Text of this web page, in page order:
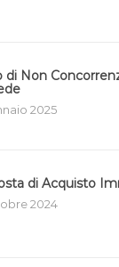
di Non
2025
di Acquisto
2024